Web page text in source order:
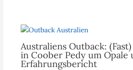
Australiens Outback:
in Coober Pedy um Opale
Erfahrungsbericht